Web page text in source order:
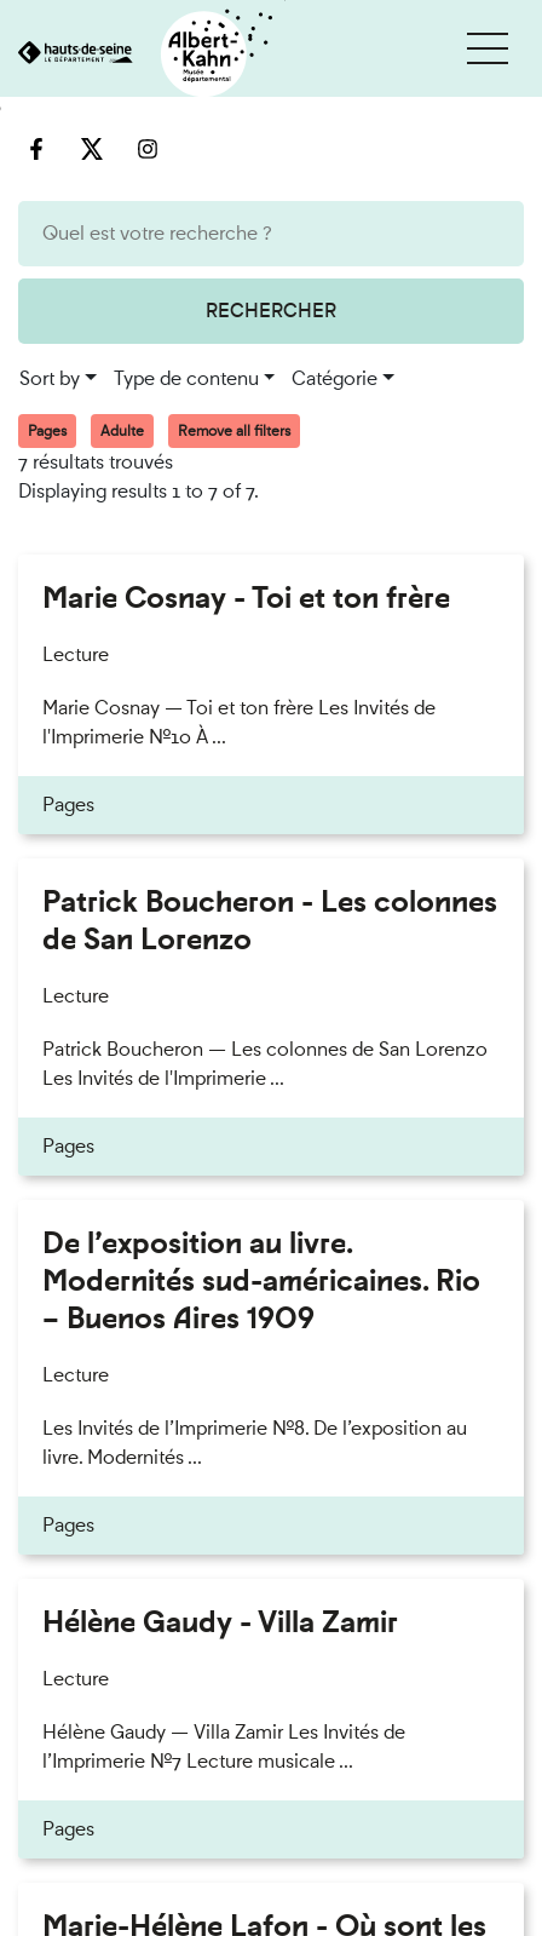
engine
RECHERCHER
Sort by Type de contenu Catégorie
Pages Adulte Remove all filters
7 résultats trouvés
Displaying results 1 to 7 of 7.
Marie Cosnay - Toi et ton frère
Lecture
Marie Cosnay — Toi et ton frère Les Invités de
l'Imprimerie n°10 À ...
Pages
Patrick Boucheron - Les colonnes
de San Lorenzo
Lecture
Patrick Boucheron — Les colonnes de San Lorenzo
Les Invités de l'Imprimerie ...
Pages
De l’exposition au livre.
Modernités sud-américaines. Rio
– Buenos Aires 1909
Lecture
Les Invités de l’Imprimerie n°8. De l’exposition au
livre. Modernités ...
Pages
Hélène Gaudy - Villa Zamir
Lecture
Hélène Gaudy — Villa Zamir Les Invités de
l’Imprimerie n°7 Lecture musicale ...
Pages
Marie-Hélène Lafon - Où sont les
Cookies management panel